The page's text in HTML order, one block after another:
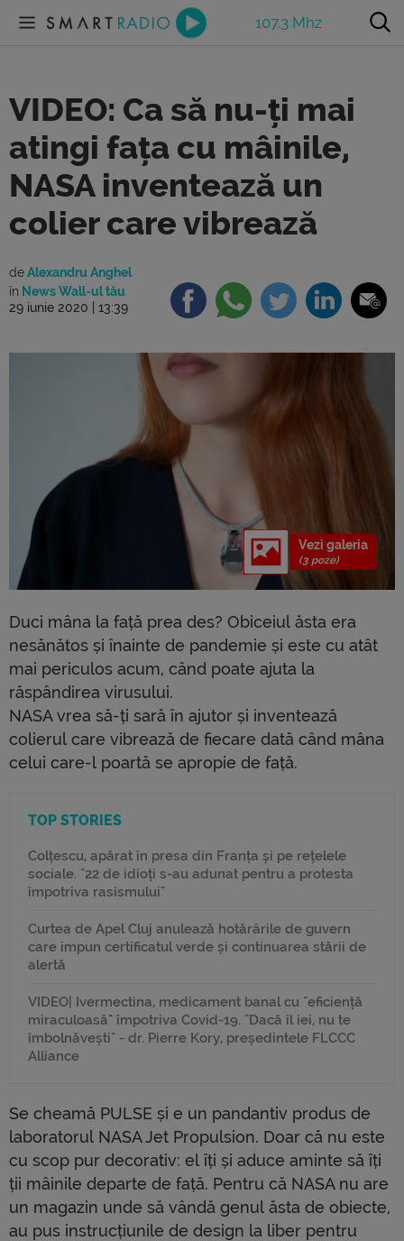
107.3 Mhz
VIDEO: Ca să nu-ți mai
atingi fața cu mâinile,
NASA inventează un
colier care vibrează
deAlexandru Anghel
în News Wall-ul tău
29 iunie 2020 | 13:39
Vezi galeria
(3 poze)
Duci mâna la față prea des? Obiceiul ăsta era
nesănătos și înainte de pandemie și este cu atât
mai periculos acum, când poate ajuta la
răspândirea virusului.
NASA vrea să-ți sară în ajutor și inventează
colierul care vibrează de fiecare dată când mâna
celui care-l poartă se apropie de față.
TOP STORIES
Colțescu, apărat în presa din Franța și pe rețelele
sociale. "22 de idioți s-au adunat pentru a protesta
împotriva rasismului"
Curtea de Apel Cluj anulează hotărârile de guvern
care impun certificatul verde și continuarea stării de
alertă
VIDEO| Ivermectina, medicament banal cu "eficiență
miraculoasă" împotriva Covid-19. "Dacă îl iei, nu te
îmbolnăvești" - dr. Pierre Kory, președintele FLCCC
Alliance
Se cheamă PULSE și e un pandantiv produs de
laboratorul NASA Jet Propulsion. Doar că nu este
cu scop pur decorativ: el îți și aduce aminte să îți
ții mâinile departe de față. Pentru că NASA nu are
un magazin unde să vândă genul ăsta de obiecte,
au pus instrucțiunile de design la liber pentru